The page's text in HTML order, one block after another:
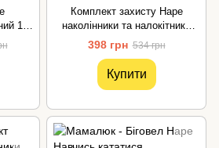
12
Комплект захисту Hape
наколінники та налокітники
червоний (E1086)
398 грн 534 грн
Купити